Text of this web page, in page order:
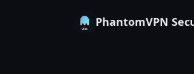
PhantomVPN